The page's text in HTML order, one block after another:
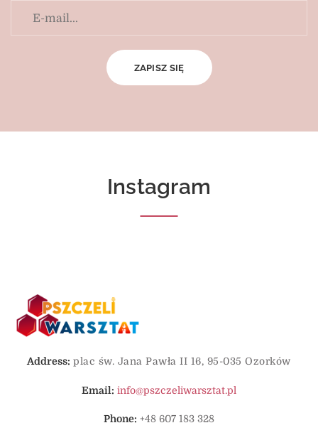
Instagram
Phone: +48 607 183 328
Address: plac św. Jana Pawła II 16, 95-035 Ozorków
Email: info@pszczeliwarsztat.pl